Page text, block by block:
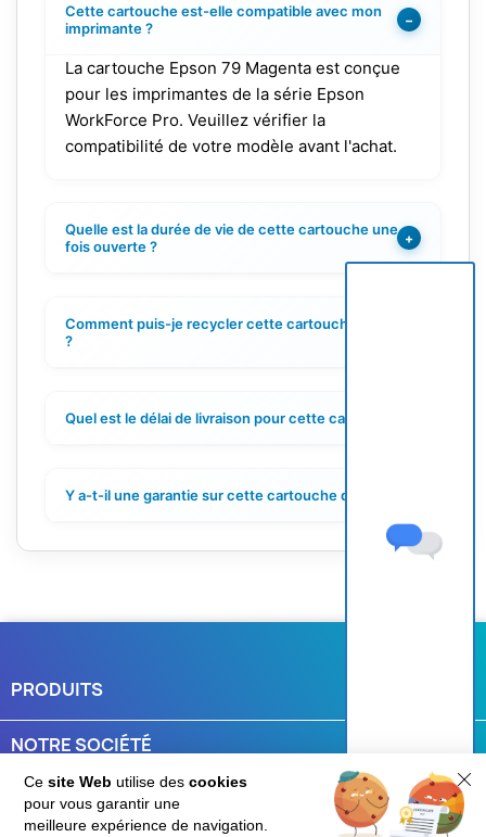
Cesite Web utilise descookies
pour vous garantir une
meilleure expérience de navigation.
Une question ?
Cette cartouche est-elle compatible avec mon
imprimante ?
−
La cartouche Epson 79 Magenta est conçue
pour les imprimantes de la série Epson
WorkForce Pro. Veuillez vérifier la
compatibilité de votre modèle avant l'achat.
Quelle est la durée de vie de cette cartouche une
fois ouverte ?
+
Comment puis-je recycler cette cartouche d'encre
?
Quel est le délai de livraison pour cette cartouche ?
Y a-t-il une garantie sur cette cartouche d'encre ?
PRODUITS
NOTRE SOCIÉTÉ
VOTRE COMPTE 